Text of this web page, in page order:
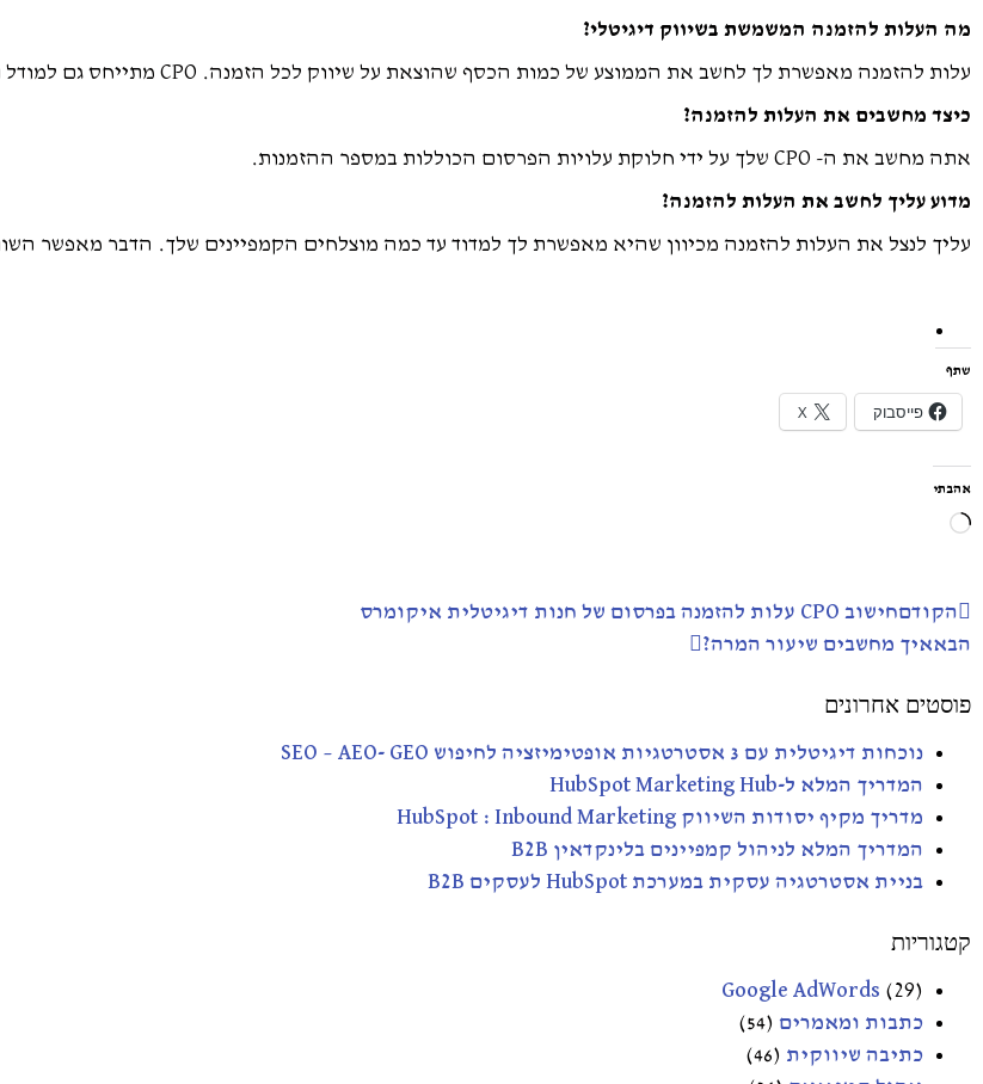
מה העלות להזמנה המשמשת בשיווק דיגיטלי?
עלות להזמנה מאפשרת לך לחשב את הממוצע של כמות הכסף שהוצאת על שיווק לכל הזמנה. CPO מתייחס גם למודל תמחור לפרסום.
כיצד מחשבים את העלות להזמנה?
אתה מחשב את ה- CPO שלך על ידי חלוקת עלויות הפרסום הכוללות במספר ההזמנות.
מדוע עליך לחשב את העלות להזמנה?
עליך לנצל את העלות להזמנה מכיוון שהיא מאפשרת לך למדוד עד כמה מוצלחים הקמפיינים שלך. הדבר מאפשר
שתף
פייסבוק X
אהבתי
הקודםחישוב CPO עלות להזמנה בפרסום של חנות דיגיטלית איקומרס
הבאאיך מחשבים שיעור המרה?
פוסטים אחרונים
נוכחות דיגיטלית עם 3 אסטרטגיות אופטימיזציה לחיפוש SEO – AEO- GEO
המדריך המלא ל-HubSpot Marketing Hub
מדריך מקיף יסודות השיווק HubSpot : Inbound Marketing
המדריך המלא לניהול קמפיינים בלינקדאין B2B
בניית אסטרטגיה עסקית במערכת HubSpot לעסקים B2B
קטגוריות
Google AdWords (29)
כתבות ומאמרים (54)
כתיבה שיווקית (46)